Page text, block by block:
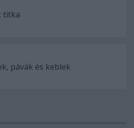
titka
pávák és keblek